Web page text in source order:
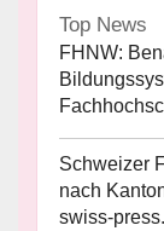
Top News
FHNW:
Schweizer
nach
swiss-